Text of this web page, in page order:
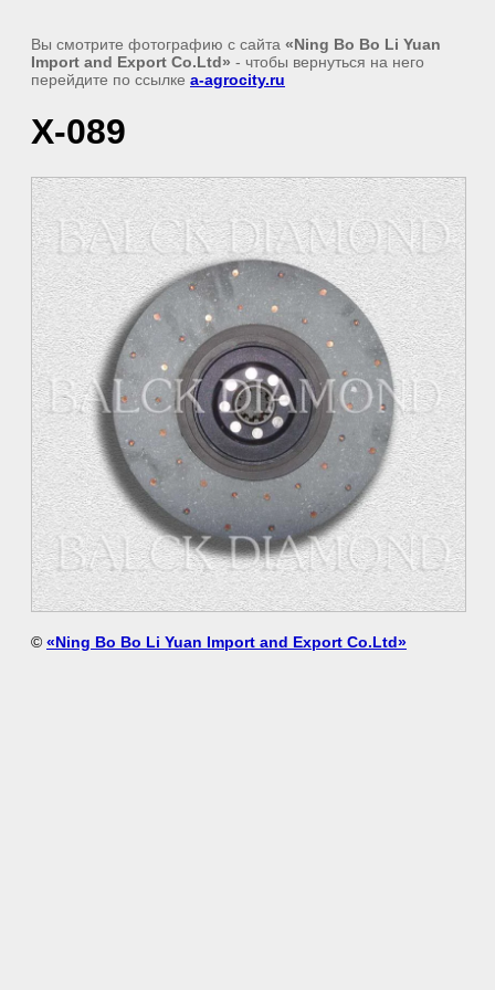
Вы смотрите фотографию с сайта «Ning Bo Bo Li Yuan
Import and Export Co.Ltd» - чтобы вернуться на него
перейдите по ссылке a-agrocity.ru
X-089
© «Ning Bo Bo Li Yuan Import and Export Co.Ltd»